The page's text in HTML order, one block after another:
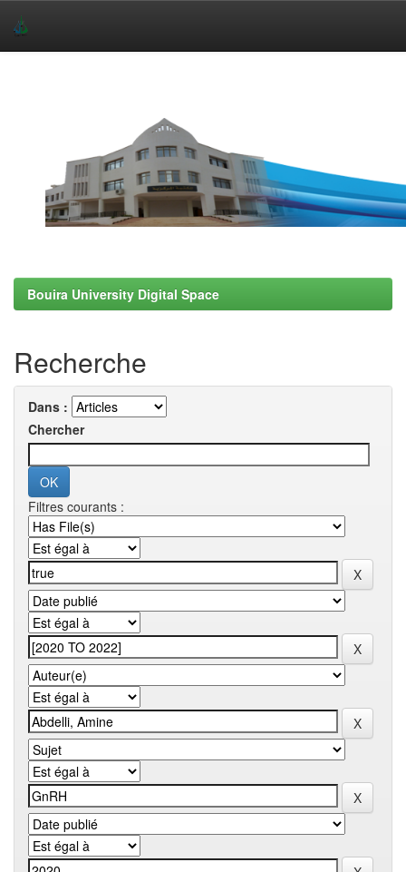
Bouira University Digital Space
Recherche
Dans :
Chercher
Filtres courants :